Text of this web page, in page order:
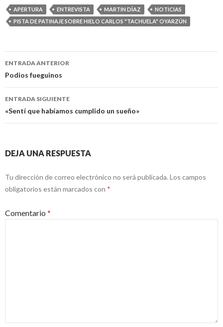
APERTURA ENTREVISTA MARTIN DÍAZ
NOTICIAS
PISTA DE PATINAJE SOBRE HIELO CARLOS "TACHUELA" OYARZÚN
Navegación
de
entradas
ENTRADA ANTERIOR
Podios fueguinos
ENTRADA SIGUIENTE
«Sentí que habíamos cumplido un sueño»
DEJA UNA RESPUESTA
Tu dirección de correo electrónico no será publicada. Los campos
obligatorios están marcados con *
Comentario *